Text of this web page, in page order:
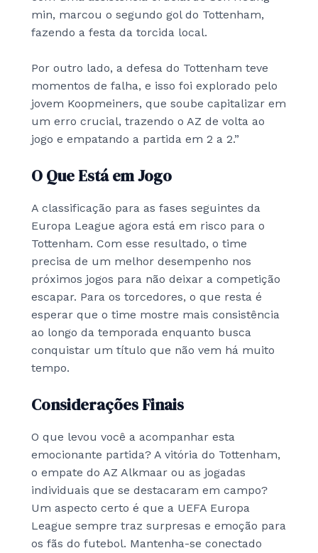
min, marcou o segundo gol do Tottenham,
fazendo a festa da torcida local.
Por outro lado, a defesa do Tottenham teve
momentos de falha, e isso foi explorado pelo
jovem Koopmeiners, que soube capitalizar em
um erro crucial, trazendo o AZ de volta ao
jogo e empatando a partida em 2 a 2.”
O Que Está em Jogo
A classificação para as fases seguintes da
Europa League agora está em risco para o
Tottenham. Com esse resultado, o time
precisa de um melhor desempenho nos
próximos jogos para não deixar a competição
escapar. Para os torcedores, o que resta é
esperar que o time mostre mais consistência
ao longo da temporada enquanto busca
conquistar um título que não vem há muito
tempo.
Considerações Finais
O que levou você a acompanhar esta
emocionante partida? A vitória do Tottenham,
o empate do AZ Alkmaar ou as jogadas
individuais que se destacaram em campo?
Um aspecto certo é que a UEFA Europa
League sempre traz surpresas e emoção para
os fãs do futebol. Mantenha-se conectado